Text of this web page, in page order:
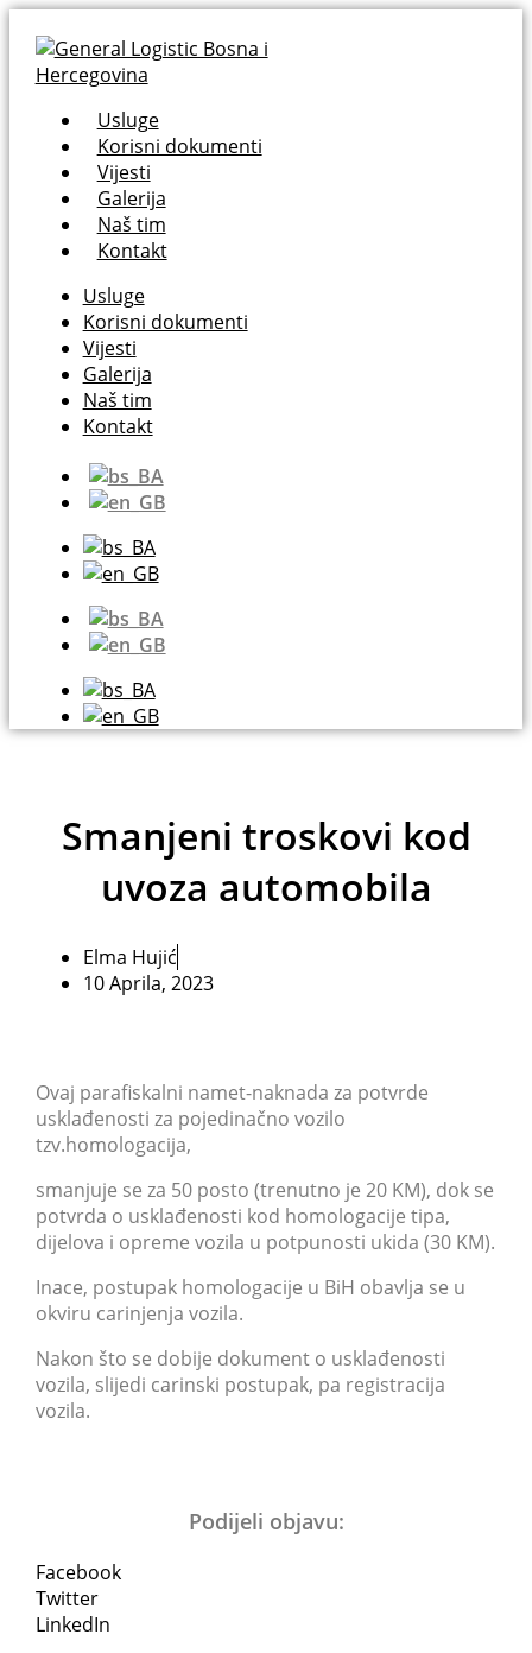
Usluge
Korisni dokumenti
Vijesti
Galerija
Naš tim
Kontakt
Usluge
Korisni dokumenti
Vijesti
Galerija
Naš tim
Kontakt
Smanjeni troskovi kod
uvoza automobila
Elma Hujić
10 Aprila, 2023
Ovaj parafiskalni namet-naknada za potvrde
usklađenosti za pojedinačno vozilo
tzv.homologacija,
smanjuje se za 50 posto (trenutno je 20 KM), dok se
potvrda o usklađenosti kod homologacije tipa,
dijelova i opreme vozila u potpunosti ukida (30 KM).
Inace, postupak homologacije u BiH obavlja se u
okviru carinjenja vozila.
Nakon što se dobije dokument o usklađenosti
vozila, slijedi carinski postupak, pa registracija
vozila.
Podijeli objavu:
Facebook
Twitter
LinkedIn